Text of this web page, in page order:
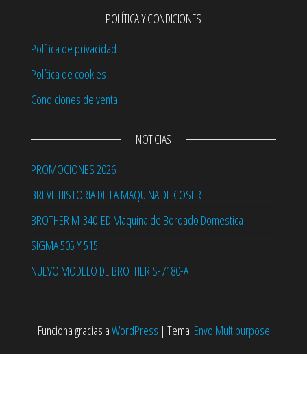
POLÍTICA Y CONDICIONES
Política de privacidad
Política de cookies
Condiciones de venta
NOTICIAS
PROMOCIONES 2026
BREVE HISTORIA DE LA MAQUINA DE COSER
BROTHER M-340-ED Maquina de Bordado Domestica
SIGMA 505 Y 515
NUEVO MODELO DE BROTHER S-7180-A
Funciona gracias aWordPress | Tema: Envo Multipurpose